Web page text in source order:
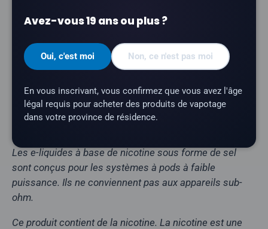
Profil aromatique :Pomme verte
Contenance du flacon :30 ml
Rapport VG/PG :50/50
Teneur en nicotine :20 mg
Marque :Juiced Up
Les e-liquides à base de nicotine sous forme de sel
sont conçus pour les systèmes à pods à faible
puissance. Ils ne conviennent pas aux appareils sub-
ohm.
Ce produit contient de la nicotine. La nicotine est une
Avez-vous 19 ans ou plus ?
Oui, c'est moi Non, ce n'est pas moi
En vous inscrivant, vous confirmez que vous avez l'âge
légal requis pour acheter des produits de vapotage
dans votre province de résidence.